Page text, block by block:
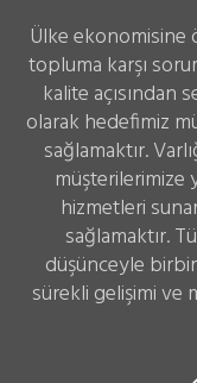
Ülke ekonomisine
topluma karşı
kalite
olarak hedefimiz
sağlamaktır.
hizmetleri
sağlamaktır.
düşünceyle
sürekli gelişimi ve